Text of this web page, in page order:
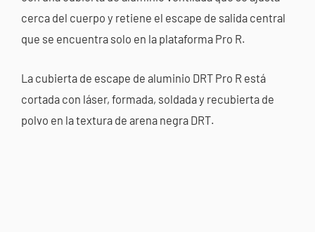
cerca del cuerpo y retiene el escape de salida central
que se encuentra solo en la plataforma Pro R.
La cubierta de escape de aluminio DRT Pro R está
cortada con láser, formada, soldada y recubierta de
polvo en la textura de arena negra DRT.